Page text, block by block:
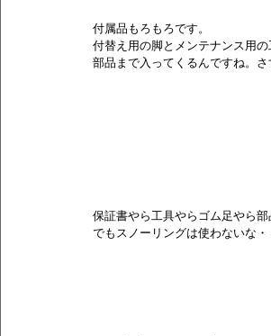
付属品もろもろです。
付替え用の脚とメンテナンス用の
部品まで入ってくるんですね。
保証書やら工具やらゴム足やら
でもスノーリングは使わないな・